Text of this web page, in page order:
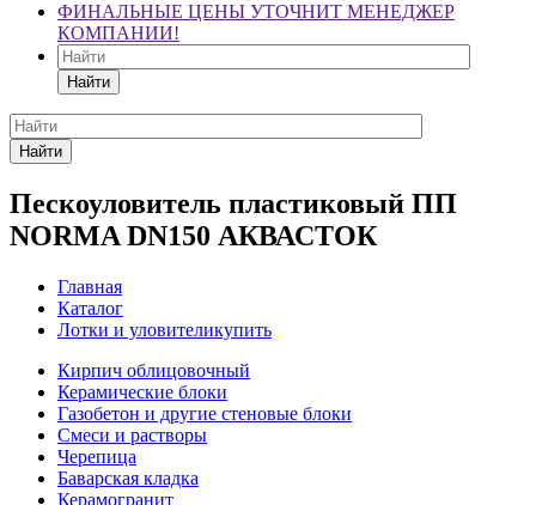
ФИНАЛЬНЫЕ ЦЕНЫ УТОЧНИТ МЕНЕДЖЕР
КОМПАНИИ!
Найти
Найти
Пескоуловитель пластиковый ПП
NORMA DN150 АКВАСТОК
Главная
Каталог
Лотки и уловителикупить
Кирпич облицовочный
Керамические блоки
Газобетон и другие стеновые блоки
Смеси и растворы
Черепица
Баварская кладка
Керамогранит